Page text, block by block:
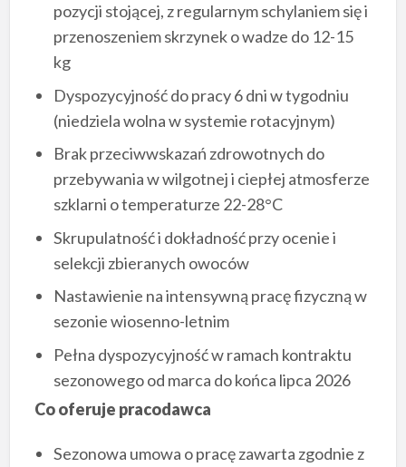
pozycji stojącej, z regularnym schylaniem się i
przenoszeniem skrzynek o wadze do 12-15
kg
Dyspozycyjność do pracy 6 dni w tygodniu
(niedziela wolna w systemie rotacyjnym)
Brak przeciwwskazań zdrowotnych do
przebywania w wilgotnej i ciepłej atmosferze
szklarni o temperaturze 22-28°C
Skrupulatność i dokładność przy ocenie i
selekcji zbieranych owoców
Nastawienie na intensywną pracę fizyczną w
sezonie wiosenno-letnim
Pełna dyspozycyjność w ramach kontraktu
sezonowego od marca do końca lipca 2026
Co oferuje pracodawca
Sezonowa umowa o pracę zawarta zgodnie z